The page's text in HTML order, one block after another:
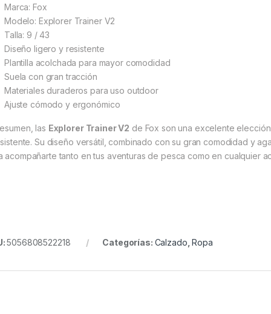
Marca:Fox
Modelo: Explorer Trainer V2
Talla: 9 / 43
Diseño ligero y resistente
Plantilla acolchada para mayor comodidad
Suela con gran tracción
Materiales duraderos para uso outdoor
Ajuste cómodo y ergonómico
las Explorer Trainer V2 de Fox son una excelente
Su diseño versátil, combinado con su gran comodidad y
acompañarte tanto en tus aventuras de pesca como en cualquier
5056808522218 Categorías: Calzado ,Ropa